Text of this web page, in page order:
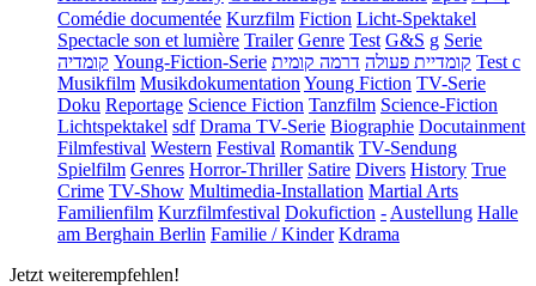
Comédie documentée Kurzfilm Fiction Licht-Spektakel
Spectacle son et lumière Trailer Genre Test G&S g Serie
קומדיה Young-Fiction-Serie קומדיית פעולה דרמה קומית
Test c
Musikfilm Musikdokumentation Young Fiction TV-Serie
Doku Reportage Science Fiction Tanzfilm Science-Fiction
Lichtspektakel sdf Drama TV-Serie Biographie Docutainment
Filmfestival Western Festival Romantik TV-Sendung
Spielfilm Genres Horror-Thriller Satire Divers History True
Crime TV-Show Multimedia-Installation Martial Arts
Familienfilm Kurzfilmfestival Dokufiction - Austellung Halle
am Berghain Berlin Familie / Kinder Kdrama
Jetzt weiterempfehlen!